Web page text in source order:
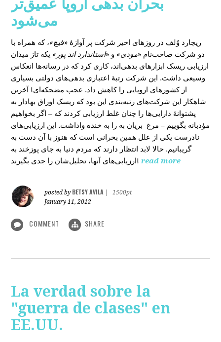
بحران بدهی اروپا عمیق‌تر
می‌شود
ریچارد وُلف در روزهای اخیر شرکت پر آوازۀ «فیچ»، که همراه با
دو شرکت صاحب‌نام «مودی» و «استاندارد اند پور» یکه‌ تاز میدان
ارزیابی ریسک ابزارهای بدهی‌اند، کاری کرد که در رسانه‌ها انعکاس
وسیعی داشت. این شرکت رتبۀ اعتباری بدهی‌های دولتی بسیاری
از کشورهای اروپایی را کاهش داد. عجب مضحکه‌ای! آخرین
شاهکار این شرکت‌های رتبه‌بندی این بود که ریسک‌ اوراق بهادار به
پشتوانۀ دارایی‌‌ها را چنان غلط ارزیابی کردند که – اگر بخواهیم
مؤدبانه بگوییم – مرغ بریان به را به خنده واداشت. این ارزیابی‌های
نادرست یکی از علل همین بحرانی است که هنوز با آن دست به
گریبانیم. حالا لابد انتظار دارند که مردم دنیا به جای پوزخند به
ارزیابی‌های آنها، تحلیل‌‌شان را جدی بگیرند! read more
posted by BETSY AVILA
1500pt
January 11, 2012
COMMENT SHARE
La verdad sobre la
"guerra de clases" en
EE.UU.